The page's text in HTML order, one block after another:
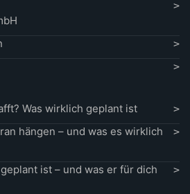
Was wirklich geplant ist
hängen – und was es wirklich
ist – und was er für dich